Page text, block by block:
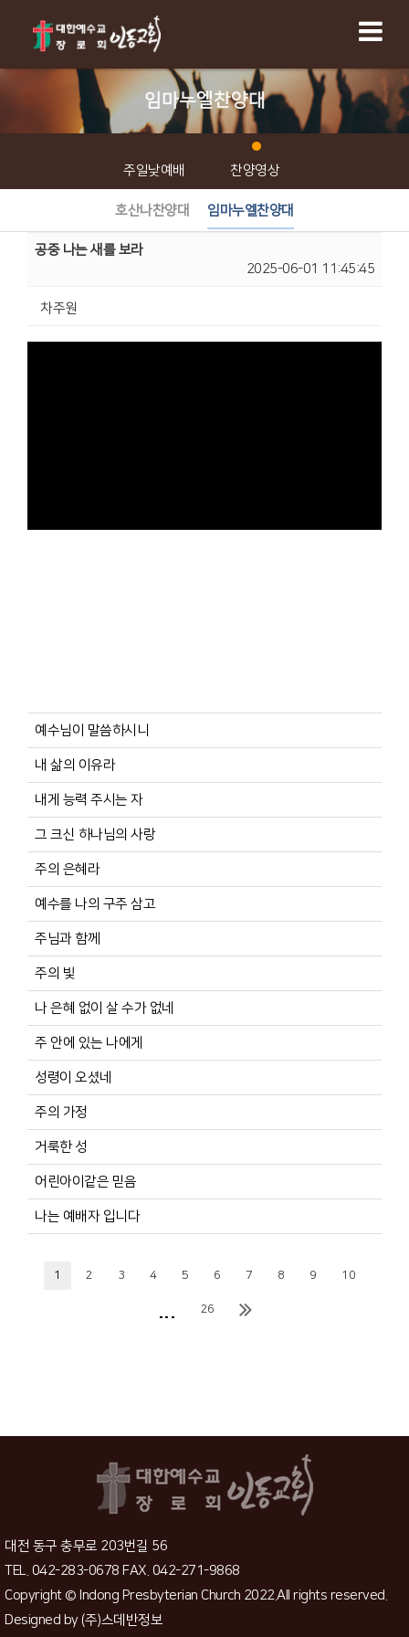
임마누엘찬양대
주일낮예배 찬양영상
호산나찬양대 임마누엘찬양대
공중 나는 새를 보라
2025-06-01 11:45:45
차주원
예수님이 말씀하시니
내 삶의 이유라
내게 능력 주시는 자
그 크신 하나님의 사랑
주의 은혜라
예수를 나의 구주 삼고
주님과 함께
주의 빛
나 은혜 없이 살 수가 없네
주 안에 있는 나에게
성령이 오셨네
주의 가정
거룩한 성
어린아이같은 믿음
나는 예배자 입니다
1 2 3 4 5 6 7 8 9 10
... 26
대전 동구 충무로 203번길 56
TEL. 042-283-0678 FAX. 042-271-9868
Copyright © Indong Presbyterian Church 2022.All rights reserved.
Designed by(주)스데반정보